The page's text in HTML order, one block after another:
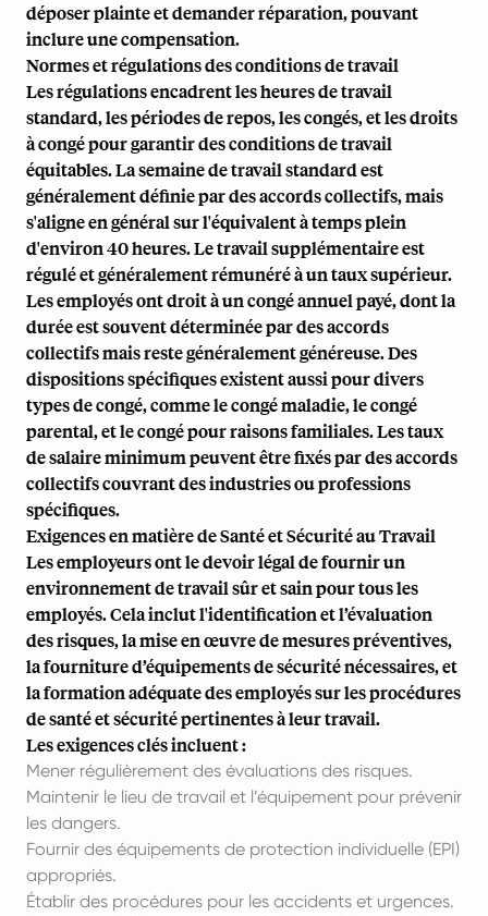
déposer plainte et demander réparation, pouvant
inclure une compensation.
Normes et régulations des conditions de travail
Les régulations encadrent les heures de travail
standard, les périodes de repos, les congés, et les droits
à congé pour garantir des conditions de travail
équitables. La semaine de travail standard est
généralement définie par des accords collectifs, mais
s'aligne en général sur l'équivalent à temps plein
d'environ 40 heures. Le travail supplémentaire est
régulé et généralement rémunéré à un taux supérieur.
Les employés ont droit à un congé annuel payé, dont la
durée est souvent déterminée par des accords
collectifs mais reste généralement généreuse. Des
dispositions spécifiques existent aussi pour divers
types de congé, comme le congé maladie, le congé
parental, et le congé pour raisons familiales. Les taux
de salaire minimum peuvent être fixés par des accords
collectifs couvrant des industries ou professions
spécifiques.
Exigences en matière de Santé et Sécurité au Travail
Les employeurs ont le devoir légal de fournir un
environnement de travail sûr et sain pour tous les
employés. Cela inclut l'identification et l’évaluation
des risques, la mise en œuvre de mesures préventives,
la fourniture d’équipements de sécurité nécessaires, et
la formation adéquate des employés sur les procédures
de santé et sécurité pertinentes à leur travail.
Les exigences clés incluent :
Mener régulièrement des évaluations des risques.
Maintenir le lieu de travail et l’équipement pour prévenir
les dangers.
Fournir des équipements de protection individuelle (EPI)
appropriés.
Établir des procédures pour les accidents et urgences.